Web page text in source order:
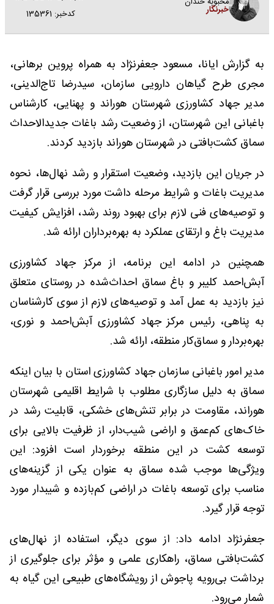
خبرنگار
کدخبر: 135361
به گزارش ایانا، مسعود جعفرنژاد به همراه پروین برهانی،
مجری طرح گیاهان دارویی سازمان، سیدرضا تاج‌الدینی،
مدیر جهاد کشاورزی شهرستان هوراند و پهنایی، کارشناس
باغبانی این شهرستان، از وضعیت رشد باغات جدیدالاحداث
سماق کشت‌بافتی در شهرستان هوراند بازدید کردند.
در جریان این بازدید، وضعیت استقرار و رشد نهال‌ها، نحوه
مدیریت باغات و شرایط مرحله داشت مورد بررسی قرار گرفت
و توصیه‌های فنی لازم برای بهبود روند رشد، افزایش کیفیت
مدیریت باغ و ارتقای عملکرد به بهره‌برداران ارائه شد.
همچنین در ادامه این برنامه، از مرکز جهاد کشاورزی
آبش‌احمد کلیبر و باغ سماق احداث‌شده در روستای متعلق
نیز بازدید به عمل آمد و توصیه‌های لازم از سوی کارشناسان
به پناهی، رئیس مرکز جهاد کشاورزی آبش‌احمد و نوری،
بهره‌بردار و سماق‌کار منطقه، ارائه شد.
مدیر امور باغبانی سازمان جهاد کشاورزی استان با بیان اینکه
سماق به دلیل سازگاری مطلوب با شرایط اقلیمی شهرستان
هوراند، مقاومت در برابر تنش‌های خشکی، قابلیت رشد در
خاک‌های کم‌عمق و اراضی شیب‌دار، از ظرفیت بالایی برای
توسعه کشت در این منطقه برخوردار است افزود: این
ویژگی‌ها موجب شده سماق به عنوان یکی از گزینه‌های
مناسب برای توسعه باغات در اراضی کم‌بازده و شیبدار مورد
توجه قرار گیرد.
جعفرنژاد ادامه داد: از سوی دیگر، استفاده از نهال‌های
کشت‌بافتی سماق، راهکاری علمی و مؤثر برای جلوگیری از
برداشت بی‌رویه پاجوش از رویشگاه‌های طبیعی این گیاه به
شمار می‌رود.